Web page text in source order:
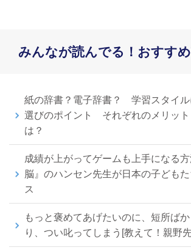
みんなが読んでる！おすす
紙の辞書？電子辞書？ 学習スタイル
選びのポイント それぞれのメリット
は？
成績が上がってゲームも上手になる
脳』のハンセン先生が日本の子ども
ス
もっと褒めてあげたいのに、短所ば
り、つい叱ってしまう[教えて！親野